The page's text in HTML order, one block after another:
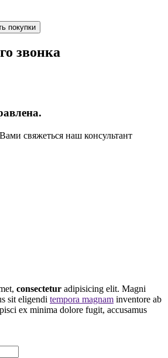
покупки
звонка
свяжеться наш консультант
consectetur adipisicing elit. Magni
sit eligendi tempora magnam inventore ab
ex minima dolore fugit, accusamus